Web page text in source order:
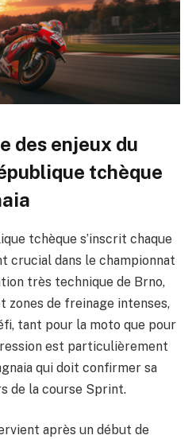
des enjeux du
tchèque
tchèque s’inscrit chaque
crucial dans le championnat
très technique de Brno,
zones de freinage intenses,
tant pour la moto que pour
est particulièrement
qui doit confirmer sa
de la course Sprint.
après un début de